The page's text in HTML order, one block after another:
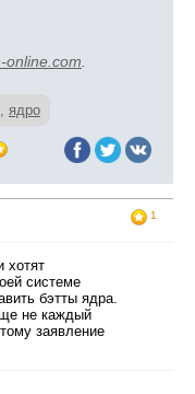
online.com
, ядро
1
хотят
системе
бэтты ядра.
не каждый
заявление